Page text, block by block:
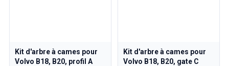
Kit d'arbre à cames pour
Volvo B18, B20, profil A
Kit d'arbre à cames pour
Volvo B18, B20, gate C